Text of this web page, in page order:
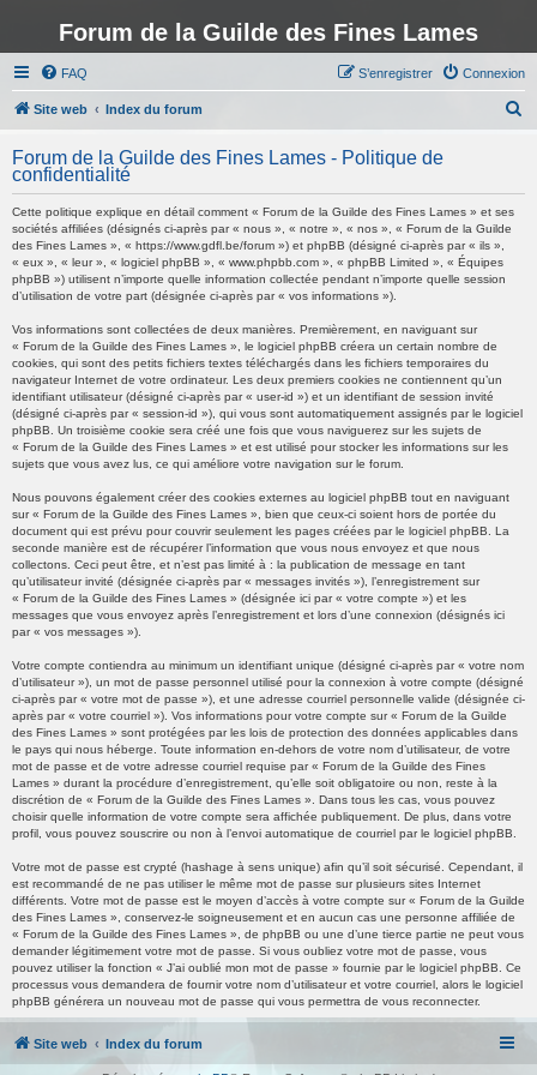
Forum de la Guilde des Fines Lames
FAQ Connexion
S’enregistrer
Site web Index du forum
h
Forum de la Guilde des Fines Lames - Politique de
confidentialité
Cette politique explique en détail comment « Forum de la Guilde des Fines Lames » et ses
sociétés affiliées (désignés ci-après par « nous », « notre », « nos », « Forum de la Guilde
des Fines Lames », « https://www.gdfl.be/forum ») et phpBB (désigné ci-après par « ils »,
« eux », « leur », « logiciel phpBB », « www.phpbb.com », « phpBB Limited », « Équipes
phpBB ») utilisent n’importe quelle information collectée pendant n’importe quelle session
d’utilisation de votre part (désignée ci-après par « vos informations »).
Vos informations sont collectées de deux manières. Premièrement, en naviguant sur
« Forum de la Guilde des Fines Lames », le logiciel phpBB créera un certain nombre de
cookies, qui sont des petits fichiers textes téléchargés dans les fichiers temporaires du
navigateur Internet de votre ordinateur. Les deux premiers cookies ne contiennent qu’un
identifiant utilisateur (désigné ci-après par « user-id ») et un identifiant de session invité
(désigné ci-après par « session-id »), qui vous sont automatiquement assignés par le logiciel
phpBB. Un troisième cookie sera créé une fois que vous naviguerez sur les sujets de
« Forum de la Guilde des Fines Lames » et est utilisé pour stocker les informations sur les
sujets que vous avez lus, ce qui améliore votre navigation sur le forum.
Nous pouvons également créer des cookies externes au logiciel phpBB tout en naviguant
sur « Forum de la Guilde des Fines Lames », bien que ceux-ci soient hors de portée du
document qui est prévu pour couvrir seulement les pages créées par le logiciel phpBB. La
seconde manière est de récupérer l’information que vous nous envoyez et que nous
collectons. Ceci peut être, et n’est pas limité à : la publication de message en tant
qu’utilisateur invité (désignée ci-après par « messages invités »), l’enregistrement sur
« Forum de la Guilde des Fines Lames » (désignée ici par « votre compte ») et les
messages que vous envoyez après l’enregistrement et lors d’une connexion (désignés ici
par « vos messages »).
Votre compte contiendra au minimum un identifiant unique (désigné ci-après par « votre nom
d’utilisateur »), un mot de passe personnel utilisé pour la connexion à votre compte (désigné
ci-après par « votre mot de passe »), et une adresse courriel personnelle valide (désignée ci-
après par « votre courriel »). Vos informations pour votre compte sur « Forum de la Guilde
des Fines Lames » sont protégées par les lois de protection des données applicables dans
le pays qui nous héberge. Toute information en-dehors de votre nom d’utilisateur, de votre
mot de passe et de votre adresse courriel requise par « Forum de la Guilde des Fines
Lames » durant la procédure d’enregistrement, qu’elle soit obligatoire ou non, reste à la
discrétion de « Forum de la Guilde des Fines Lames ». Dans tous les cas, vous pouvez
choisir quelle information de votre compte sera affichée publiquement. De plus, dans votre
profil, vous pouvez souscrire ou non à l’envoi automatique de courriel par le logiciel phpBB.
Votre mot de passe est crypté (hashage à sens unique) afin qu’il soit sécurisé. Cependant, il
est recommandé de ne pas utiliser le même mot de passe sur plusieurs sites Internet
différents. Votre mot de passe est le moyen d’accès à votre compte sur « Forum de la Guilde
des Fines Lames », conservez-le soigneusement et en aucun cas une personne affiliée de
« Forum de la Guilde des Fines Lames », de phpBB ou une d’une tierce partie ne peut vous
demander légitimement votre mot de passe. Si vous oubliez votre mot de passe, vous
pouvez utiliser la fonction « J’ai oublié mon mot de passe » fournie par le logiciel phpBB. Ce
processus vous demandera de fournir votre nom d’utilisateur et votre courriel, alors le logiciel
phpBB générera un nouveau mot de passe qui vous permettra de vous reconnecter.
Site web Index du forum